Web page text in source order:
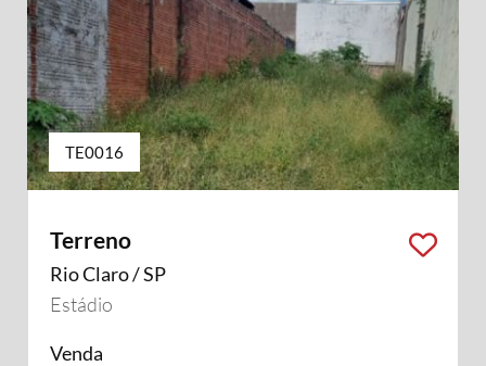
TE0016
Terreno
Rio Claro / SP
Estádio
Venda